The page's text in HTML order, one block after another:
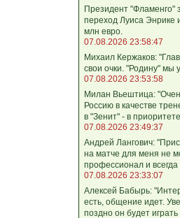
Президент "Фламенго"
переход Луиса Энрике
млн евро.
07.08.2026 23:58:47
Михаил Кержаков:
свои очки. "Родину" мы
07.08.2026 23:53:58
Милан Вьештица:
Россию в качестве
в "Зенит" - в
07.08.2026 23:49:37
Андрей Лангович:
на матче для меня не
профессионал и
07.08.2026 23:33:07
Алексей Бабырь:
есть, общение идет.
поздно он будет